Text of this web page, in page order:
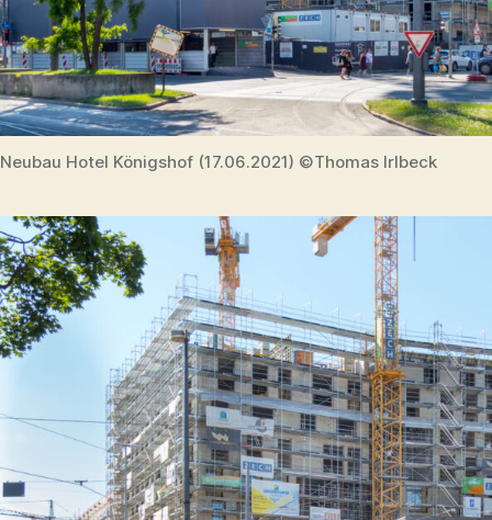
Neubau Hotel Königshof (17.06.2021) ©Thomas Irlbeck